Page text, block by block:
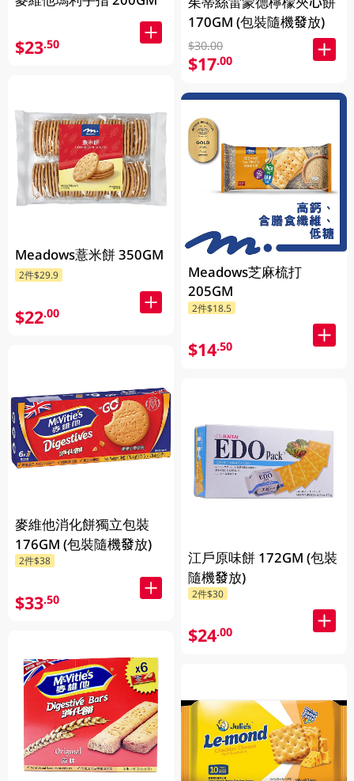
$23.50
Meadows薏米餅 350GM
2件$29.9
$22.00
麥維他消化餅獨立包裝
176GM (包裝隨機發放)
2件$38
$33.50
170GM (包裝隨機發放)
$30.00
$17.00
Meadows芝麻梳打
205GM
2件$18.5
$14.50
江戶原味餅 172GM (包裝
隨機發放)
2件$30
$24.00